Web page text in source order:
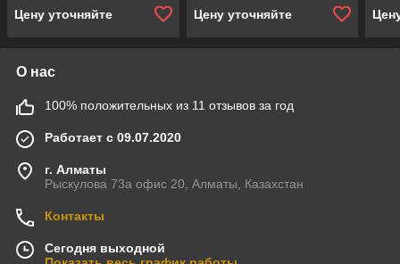
Цену уточняйте
Цену уточняйте
О нас
100% положительных из 11 отзывов за год
Работает с 09.07.2020
г. Алматы
Рыскулова 73а офис 20, Алматы, Казахстан
Контакты
Сегодня выходной